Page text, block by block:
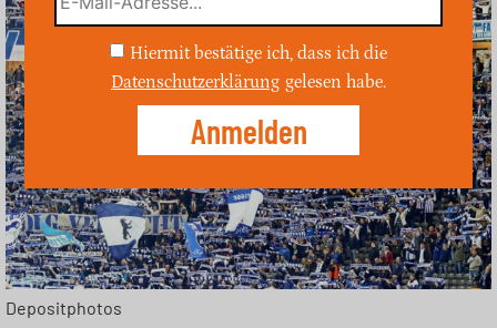
Depositphotos
Hiermit bestätige ich, dass ich die
Datenschutzerklärung gelesen habe.